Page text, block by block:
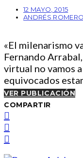
12 MAYO, 2015
ANDRÉS ROMERO
«El milenarismo
Fernando
virtual no vamos
equivocados
VER PUBLICACIÓN
COMPARTIR